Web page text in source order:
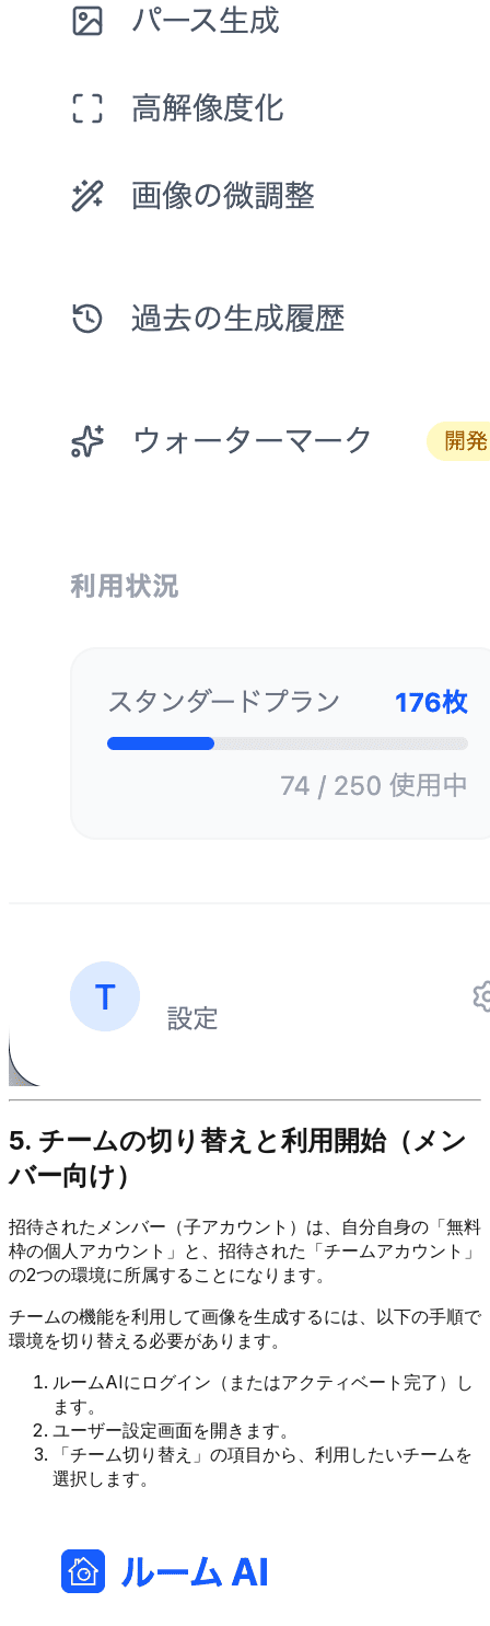
5. チームの切り替えと利用開始（メン
バー向け）
招待されたメンバー（子アカウント）は、自分自身の「無料
枠の個人アカウント」と、招待された「チームアカウント」
の2つの環境に所属することになります。
チームの機能を利用して画像を生成するには、以下の手順で
環境を切り替える必要があります。
ルームAIにログイン（またはアクティベート完了）し
ます。
ユーザー設定画面を開きます。
「チーム切り替え」の項目から、利用したいチームを
選択します。